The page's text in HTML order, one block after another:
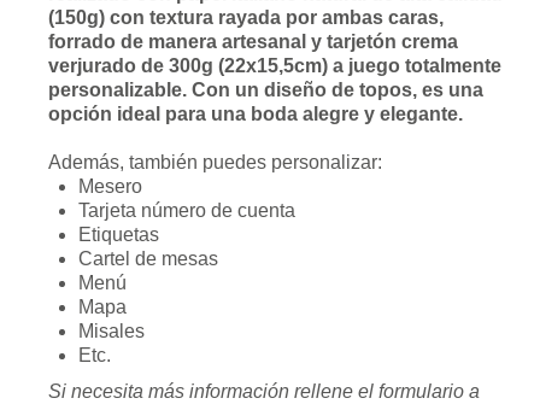
(150g) con textura rayada por ambas caras,
forrado de manera artesanal y tarjetón crema
verjurado de 300g (22x15,5cm) a juego totalmente
personalizable. Con un diseño de topos, es una
opción ideal para una boda alegre y elegante.
Además, también puedes personalizar:
Mesero
Tarjeta número de cuenta
Etiquetas
Cartel de mesas
Menú
Mapa
Misales
Etc.
Si necesita más información rellene el formulario a